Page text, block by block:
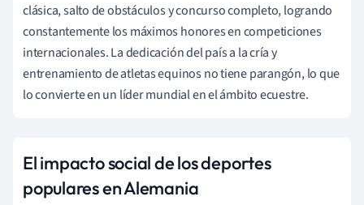
clásica, salto de obstáculos y concurso completo, logrando
constantemente los máximos honores en competiciones
internacionales. La dedicación del país a la cría y
entrenamiento de atletas equinos no tiene parangón, lo que
lo convierte en un líder mundial en el ámbito ecuestre.
El impacto social de los deportes
populares en Alemania